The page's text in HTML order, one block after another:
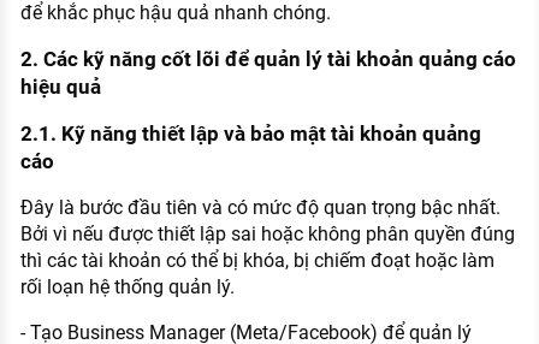
để khắc phục hậu quả nhanh chóng.
2. Các kỹ năng cốt lõi để quản lý tài khoản quảng cáo
hiệu quả
2.1. Kỹ năng thiết lập và bảo mật tài khoản quảng
cáo
Đây là bước đầu tiên và có mức độ quan trọng bậc nhất.
Bởi vì nếu được thiết lập sai hoặc không phân quyền đúng
thì các tài khoản có thể bị khóa, bị chiếm đoạt hoặc làm
rối loạn hệ thống quản lý.
- Tạo Business Manager (Meta/Facebook) để quản lý